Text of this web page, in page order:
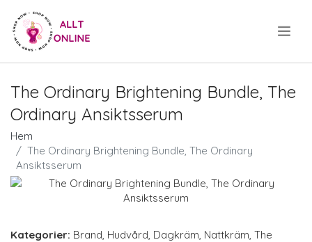
The Ordinary Brightening Bundle, The
Ordinary Ansiktsserum
Hem
The Ordinary Brightening Bundle, The Ordinary
Ansiktsserum
Kategorier: Brand, Hudvård, Dagkräm, Nattkräm, The